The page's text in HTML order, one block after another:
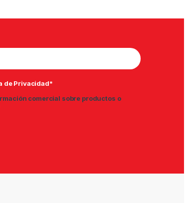
de Privacidad*
comercial sobre productos o